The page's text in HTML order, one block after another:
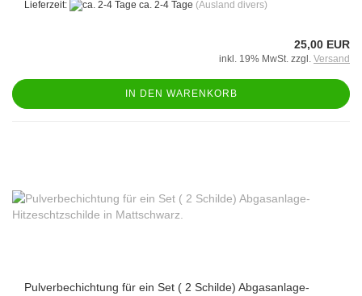
Lieferzeit: ca. 2-4 Tage (Ausland divers)
25,00 EUR
inkl. 19% MwSt. zzgl. Versand
IN DEN WARENKORB
Pulverbechichtung für ein Set ( 2 Schilde) Abgasanlage-